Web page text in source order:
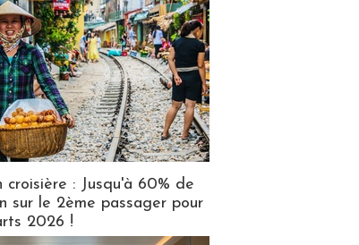
croisière : Jusqu'à 60% de
sur le 2ème passager pour
2026 !